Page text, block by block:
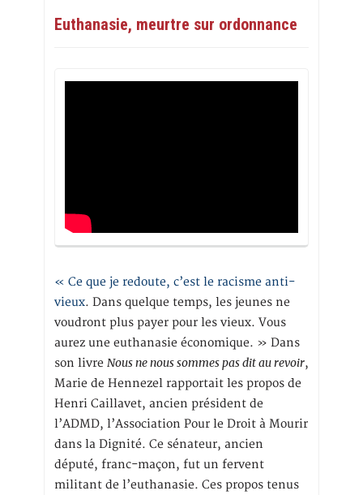
Euthanasie, meurtre sur ordonnance
« Ce que je redoute, c’est le racisme anti-
vieux. Dans quelque temps, les jeunes ne
voudront plus payer pour les vieux. Vous
aurez une euthanasie économique. » Dans
son livre Nous ne nous sommes pas dit au revoir,
Marie de Hennezel rapportait les propos de
Henri Caillavet, ancien président de
l’ADMD, l’Association Pour le Droit à Mourir
dans la Dignité. Ce sénateur, ancien
député, franc-maçon, fut un fervent
militant de l’euthanasie. Ces propos tenus